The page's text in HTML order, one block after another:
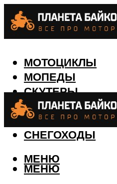
МОТОЦИКЛЫ
МОПЕДЫ
СКУТЕРЫ
КВАДРОЦИКЛЫ
ЛОДКИ
СНЕГОХОДЫ
МЕНЮ
МЕНЮ